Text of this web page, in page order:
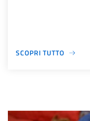
SCOPRI TUTTO